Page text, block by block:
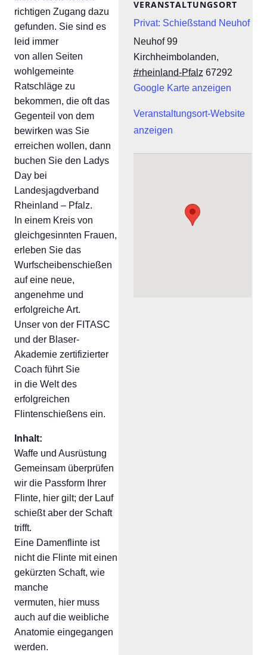
richtigen Zugang dazu
gefunden. Sie sind es
leid immer
von allen Seiten
wohlgemeinte
Ratschläge zu
bekommen, die oft das
Gegenteil von dem
bewirken was Sie
erreichen wollen, dann
buchen Sie den Ladys
Day bei
Landesjagdverband
Rheinland – Pfalz.
In einem Kreis von
gleichgesinnten Frauen,
erleben Sie das
Wurfscheibenschießen
auf eine neue,
angenehme und
erfolgreiche Art.
Unser von der FITASC
und der Blaser-
Akademie zertifizierter
Coach führt Sie
in die Welt des
erfolgreichen
Flintenschießens ein.
Inhalt:
Waffe und Ausrüstung
Gemeinsam überprüfen
wir die Passform Ihrer
Flinte, hier gilt; der Lauf
schießt aber der Schaft
trifft.
Eine Damenflinte ist
nicht die Flinte mit einen
gekürzten Schaft, wie
manche
vermuten, hier muss
auch auf die weibliche
Anatomie eingegangen
werden.
VERANSTALTUNGSORT
Privat: Schießstand Neuhof
Neuhof 99
Kirchheimbolanden,
#rheinland-Pfalz 67292
Google Karte anzeigen
Veranstaltungsort-Website
anzeigen